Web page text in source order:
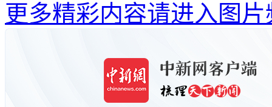
更多精彩内容请进入图片